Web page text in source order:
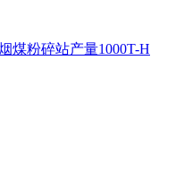
煤粉碎站产量1000T-H